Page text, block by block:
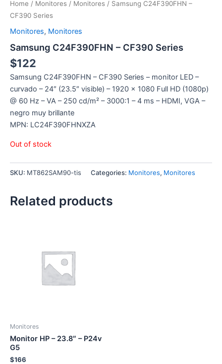
Home / Monitores / Monitores / Samsung C24F390FHN –
CF390 Series
Monitores, Monitores
Samsung C24F390FHN – CF390 Series
$122
Samsung C24F390FHN – CF390 Series – monitor LED –
curvado – 24″ (23.5″ visible) – 1920 x 1080 Full HD (1080p)
@ 60 Hz – VA – 250 cd/m² – 3000:1 – 4 ms – HDMI, VGA –
negro muy brillante
MPN: LC24F390FHNXZA
Out of stock
SKU: MT862SAM90-tis Categories: Monitores, Monitores
Related products
Monitores
Monitor HP – 23.8″ – P24v
G5
$166